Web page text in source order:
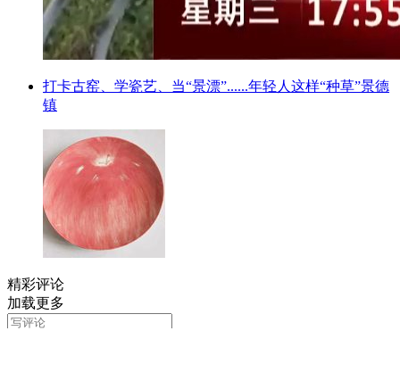
打卡古窑、学瓷艺、当“景漂”......年轻人这样“种草”景德
镇
精彩评论
加载更多